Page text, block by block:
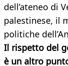
dell’ateneo di
palestinese, il
politiche
Il rispetto del
è un altro